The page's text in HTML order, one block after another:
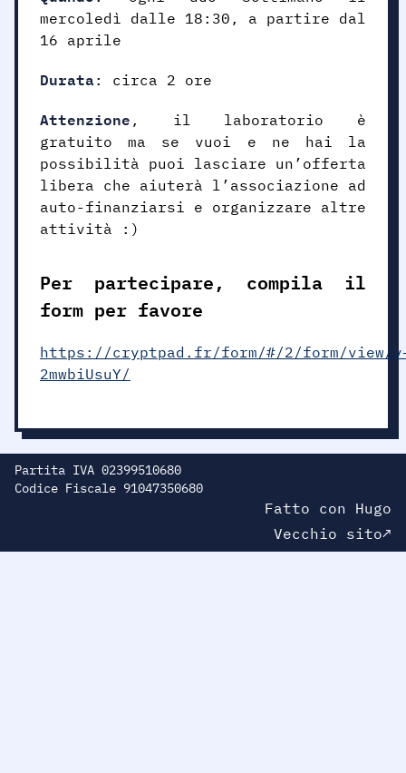
mercoledì dalle 18:30, a partire dal
16 aprile
Durata : circa 2 ore
Attenzione , il laboratorio è
gratuito ma se vuoi e ne hai la
possibilità puoi lasciare un’offerta
libera che aiuterà l’associazione ad
auto-finanziarsi e organizzare altre
attività :)
Per partecipare, compila il
form per favore
https://cryptpad.fr/form/#/2/form/view/
2mwbiUsuY/
Partita IVA 02399510680
Codice Fiscale 91047350680
Fatto con Hugo
Vecchio sito↗